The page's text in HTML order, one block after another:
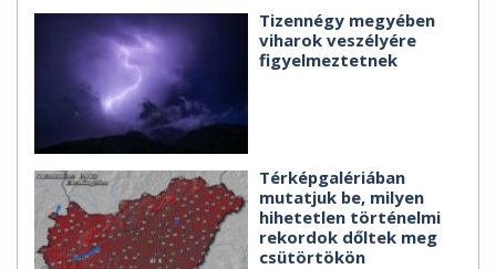
Tizennégy megyében
viharok veszélyére
figyelmeztetnek
Térképgalériában
mutatjuk be, milyen
hihetetlen történelmi
rekordok dőltek meg
csütörtökön